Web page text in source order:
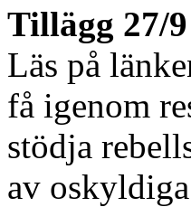
Tillägg 27/
Läs på
få igenom
stödja
av